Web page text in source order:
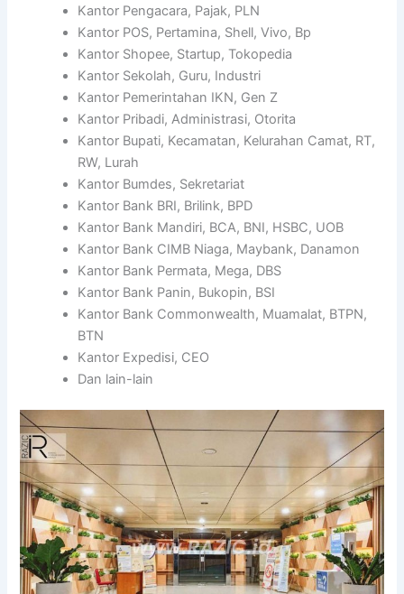
Kantor Pengacara, Pajak, PLN
Kantor POS, Pertamina, Shell, Vivo, Bp
Kantor Shopee, Startup, Tokopedia
Kantor Sekolah, Guru, Industri
Kantor Pemerintahan IKN, Gen Z
Kantor Pribadi, Administrasi, Otorita
Kantor Bupati, Kecamatan, Kelurahan Camat, RT,
RW, Lurah
Kantor Bumdes, Sekretariat
Kantor Bank BRI, Brilink, BPD
Kantor Bank Mandiri, BCA, BNI, HSBC, UOB
Kantor Bank CIMB Niaga, Maybank, Danamon
Kantor Bank Permata, Mega, DBS
Kantor Bank Panin, Bukopin, BSI
Kantor Bank Commonwealth, Muamalat, BTPN,
BTN
Kantor Expedisi, CEO
Dan lain-lain